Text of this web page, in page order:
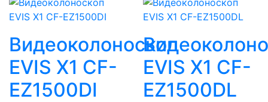
Видеоколоноскоп
EVIS X1 CF-
EZ1500DI
EVIS X1 CF-
EZ1500DL